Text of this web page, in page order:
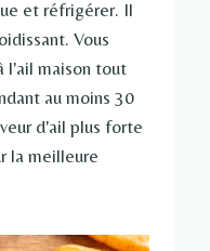
et réfrigérer. Il
Vous
l'ail maison tout
au moins 30
d'ail plus forte
la meilleure